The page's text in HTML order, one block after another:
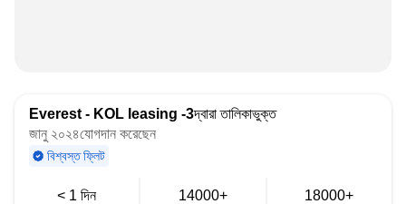
Everest - KOL leasing -3দ্বারা তালিকাভুক্ত
জানু ২০২৪যোগদান করেছেন
বিশ্বস্ত ফ্লিট
< 1 দিন 14000+ 18000+